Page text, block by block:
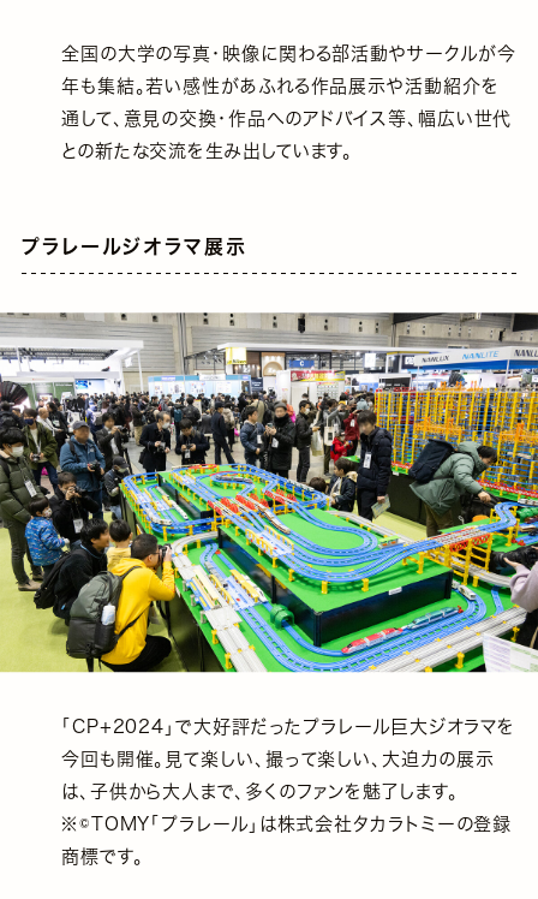
全国の大学の写真・映像に関わる部活動やサークルが今
年も集結。若い感性があふれる作品展示や活動紹介を
通して、意見の交換・作品へのアドバイス等、幅広い世代
との新たな交流を生み出しています。
プラレールジオラマ展示
「CP+2024」で大好評だったプラレール巨大ジオラマを
今回も開催。見て楽しい、撮って楽しい、大迫力の展示
は、子供から大人まで、多くのファンを魅了します。
※©TOMY「プラレール」は株式会社タカラトミーの登録
商標です。